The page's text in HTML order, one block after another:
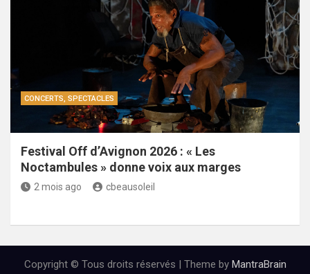
CONCERTS, SPECTACLES
Festival Off d’Avignon 2026 : « Les
Noctambules » donne voix aux marges
2 mois ago cbeausoleil
Copyright © Tous droits réservés | Theme by MantraBrain